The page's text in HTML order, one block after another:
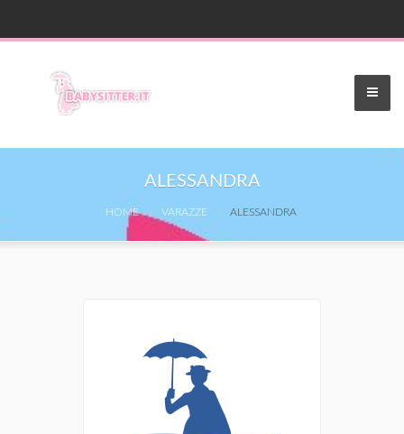
ALESSANDRA
HOME VARAZZE ALESSANDRA